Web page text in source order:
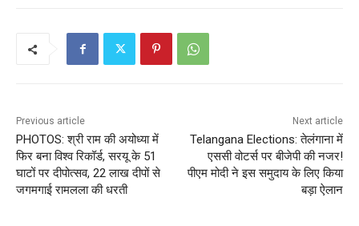
Previous article
PHOTOS: श्री राम की अयोध्या में
फिर बना विश्व रिकॉर्ड, सरयू के 51
घाटों पर दीपोत्सव, 22 लाख दीपों से
जगमगाई रामलला की धरती
Next article
Telangana Elections: तेलंगाना में
एससी वोटर्स पर बीजेपी की नजर!
पीएम मोदी ने इस समुदाय के लिए किया
बड़ा ऐलान